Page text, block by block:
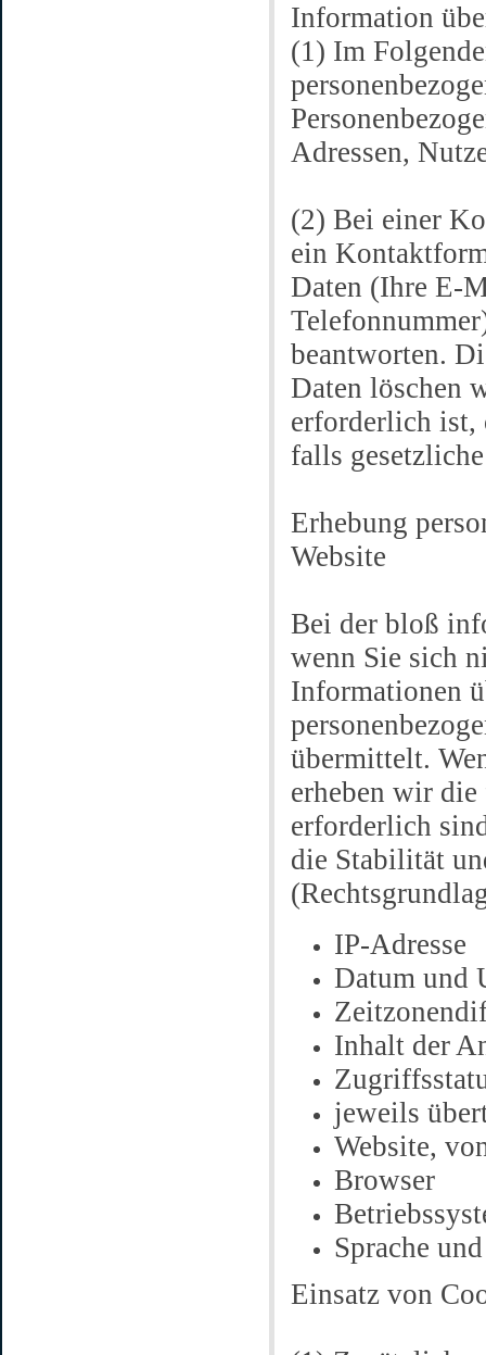
Information
(1) Im
Adressen,
(2) Bei einer
ein
Daten (Ihre E-
beantworten.
Daten löschen
erforderlich ist,
falls
Erhebung
Website
Bei der bloß
wenn Sie sich
Informationen
übermittelt.
erheben wir
erforderlich
die Stabilität
IP-Adresse
Datum und
Inhalt der
jeweils
Website,
Browser
Sprache
Einsatz von